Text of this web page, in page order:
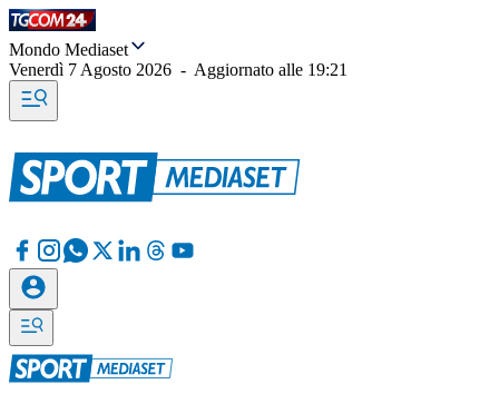
Mondo Mediaset
Venerdì 7 Agosto 2026 - Aggiornato alle 19:21